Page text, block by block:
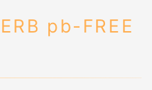
pb-FREE